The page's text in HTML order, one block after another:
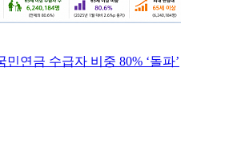
민연금 수급자 비중 80% ‘돌파’